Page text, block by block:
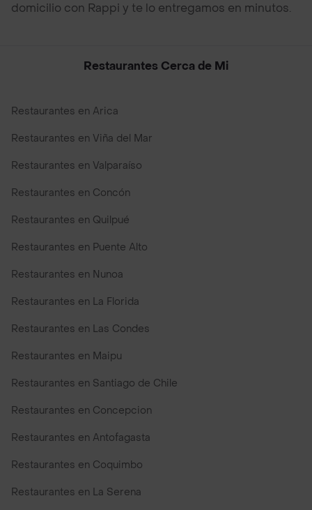
domicilio con Rappi y te lo entregamos en minutos.
Restaurantes Cerca de Mi
Restaurantes en Arica
Restaurantes en Viña del Mar
Restaurantes en Valparaíso
Restaurantes en Concón
Restaurantes en Quilpué
Restaurantes en Puente Alto
Restaurantes en Nunoa
Restaurantes en La Florida
Restaurantes en Las Condes
Restaurantes en Maipu
Restaurantes en Santiago de Chile
Restaurantes en Concepcion
Restaurantes en Antofagasta
Restaurantes en Coquimbo
Restaurantes en La Serena